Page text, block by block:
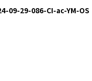
09-29-086-CI-ac-YM-OS